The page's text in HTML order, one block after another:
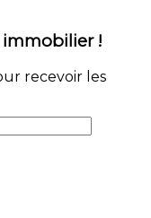
immobilier !
recevoir les